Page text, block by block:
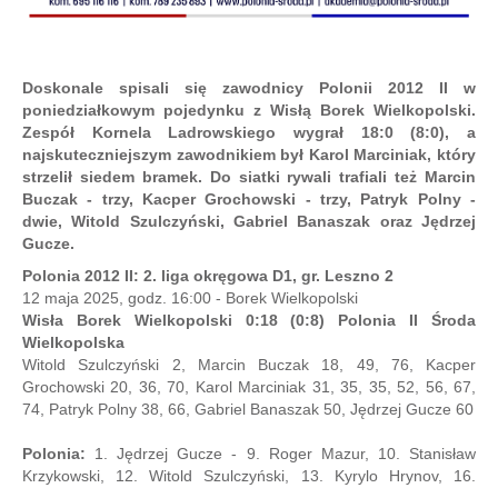
Doskonale spisali się zawodnicy Polonii 2012 II w
poniedziałkowym pojedynku z Wisłą Borek Wielkopolski.
Zespół Kornela Ladrowskiego wygrał 18:0 (8:0), a
najskuteczniejszym zawodnikiem był Karol Marciniak, który
strzelił siedem bramek. Do siatki rywali trafiali też Marcin
Buczak - trzy, Kacper Grochowski - trzy, Patryk Polny -
dwie, Witold Szulczyński, Gabriel Banaszak oraz Jędrzej
Gucze.
Polonia 2012 II: 2. liga okręgowa D1, gr. Leszno 2
12 maja 2025, godz. 16:00 - Borek Wielkopolski
Wisła Borek Wielkopolski 0:18 (0:8) Polonia II Środa
Wielkopolska
Witold Szulczyński 2, Marcin Buczak 18, 49, 76, Kacper
Grochowski 20, 36, 70, Karol Marciniak 31, 35, 35, 52, 56, 67,
74, Patryk Polny 38, 66, Gabriel Banaszak 50, Jędrzej Gucze 60
Polonia: 1. Jędrzej Gucze - 9. Roger Mazur, 10. Stanisław
Krzykowski, 12. Witold Szulczyński, 13. Kyrylo Hrynov, 16.